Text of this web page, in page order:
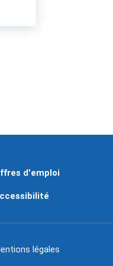
d'emploi
légales